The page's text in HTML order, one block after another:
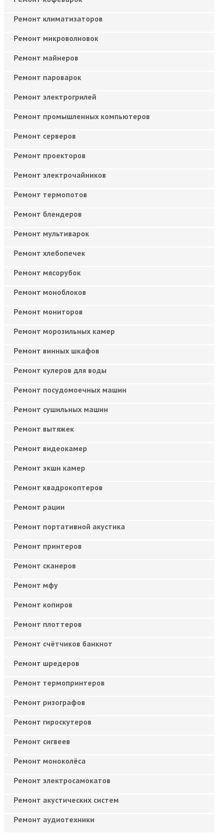
Ремонт климатизаторов
Ремонт микроволновок
Ремонт майнеров
Ремонт пароварок
Ремонт электрогрилей
Ремонт промышленных компьютеров
Ремонт серверов
Ремонт проекторов
Ремонт электрочайников
Ремонт термопотов
Ремонт блендеров
Ремонт мультиварок
Ремонт хлебопечек
Ремонт мясорубок
Ремонт моноблоков
Ремонт мониторов
Ремонт морозильных камер
Ремонт винных шкафов
Ремонт кулеров для воды
Ремонт посудомоечных машин
Ремонт сушильных машин
Ремонт вытяжек
Ремонт видеокамер
Ремонт экшн камер
Ремонт квадрокоптеров
Ремонт рации
Ремонт портативной акустика
Ремонт принтеров
Ремонт сканеров
Ремонт мфу
Ремонт копиров
Ремонт плоттеров
Ремонт счётчиков банкнот
Ремонт шредеров
Ремонт термопринтеров
Ремонт ризографов
Ремонт гироскутеров
Ремонт сигвеев
Ремонт моноколёса
Ремонт электросамокатов
Ремонт акустических систем
Ремонт аудиотехники